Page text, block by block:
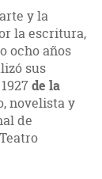
y la
la escritura,
ocho años
sus
de la
novelista y
de